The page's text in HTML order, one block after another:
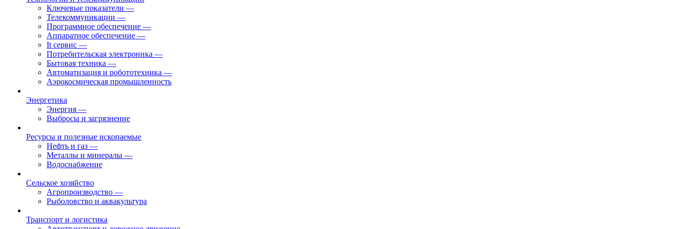
Ключевые показатели —
Телекоммуникации —
Программное обеспечение —
Аппаратное обеспечение —
It сервис —
Потребительская электроника —
Бытовая техника —
Автоматизация и робототехника —
Аэрокосмическая промышленность
Энергетика
Энергия —
Выбросы и загрязнение
Ресурсы и полезные ископаемые
Нефть и газ —
Металлы и минералы —
Водоснабжение
Сельское хозяйство
Агропроизводство —
Рыболовство и аквакультура
Транспорт и логистика